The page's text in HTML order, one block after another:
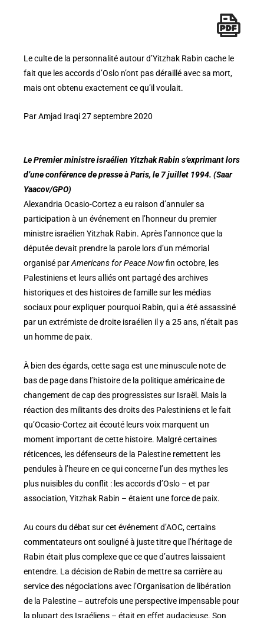
Le culte de la personnalité autour d’Yitzhak Rabin cache le
fait que les accords d’Oslo n’ont pas déraillé avec sa mort,
mais ont obtenu exactement ce qu’il voulait.
Par Amjad Iraqi 27 septembre 2020
Le Premier ministre israélien Yitzhak Rabin s’exprimant lors
d’une conférence de presse à Paris, le 7 juillet 1994. (Saar
Yaacov/GPO)
Alexandria Ocasio-Cortez a eu raison d’annuler sa
participation à un événement en l’honneur du premier
ministre israélien Yitzhak Rabin. Après l’annonce que la
députée devait prendre la parole lors d’un mémorial
organisé parAmericans for Peace Nowfin octobre, les
Palestiniens et leurs alliés ont partagé des archives
historiques et des histoires de famille sur les médias
sociaux pour expliquer pourquoi Rabin, qui a été assassiné
par un extrémiste de droite israélien il y a 25 ans, n’était pas
un homme de paix.
À bien des égards, cette saga est une minuscule note de
bas de page dans l’histoire de la politique américaine de
changement de cap des progressistes sur Israël. Mais la
réaction des militants des droits des Palestiniens et le fait
qu’Ocasio-Cortez ait écouté leurs voix marquent un
moment important de cette histoire. Malgré certaines
réticences, les défenseurs de la Palestine remettent les
pendules à l’heure en ce qui concerne l’un des mythes les
plus nuisibles du conflit : les accords d’Oslo – et par
association, Yitzhak Rabin – étaient une force de paix.
Au cours du débat sur cet événement d’AOC, certains
commentateurs ont souligné à juste titre que l’héritage de
Rabin était plus complexe que ce que d’autres laissaient
entendre. La décision de Rabin de mettre sa carrière au
service des négociations avec l’Organisation de libération
de la Palestine – autrefois une perspective impensable pour
la plupart des Israéliens – était en effet audacieuse. Son